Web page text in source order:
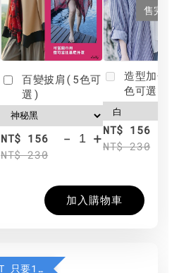
百變披肩(5色可
選)
NT$ 156
NT$ 230
- +
售完
造型加分
色可選)
NT$ 156
NT$ 230
加入購物車
加購 MIT防曬透氣棉T 只要190元